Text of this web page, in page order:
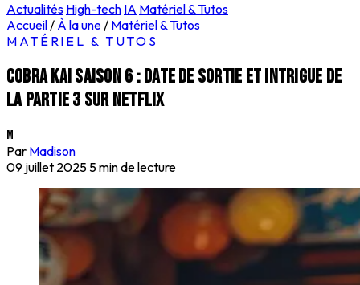
Actualités High-tech IA Matériel & Tutos
Accueil/ À la une/ Matériel & Tutos
MATÉRIEL & TUTOS
Cobra Kai saison 6 : date de sortie et intrigue de
la partie 3 sur Netflix
M
Par Madison
09 juillet 2025 5 min de lecture